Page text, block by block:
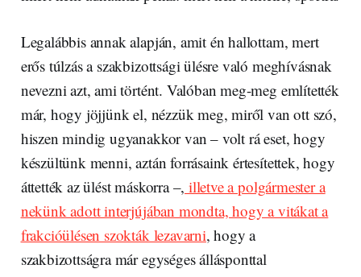
Legalábbis annak alapján, amit én hallottam, mert
erős túlzás a szakbizottsági ülésre való meghívásnak
nevezni azt, ami történt. Valóban meg-meg említették
már, hogy jöjjünk el, nézzük meg, miről van ott szó,
hiszen mindig ugyanakkor van – volt rá eset, hogy
készültünk menni, aztán forrásaink értesítettek, hogy
áttették az ülést máskorra –, illetve a polgármester a
nekünk adott interjújában mondta, hogy a vitákat a
frakcióülésen szokták lezavarni, hogy a
szakbizottságra már egységes állásponttal